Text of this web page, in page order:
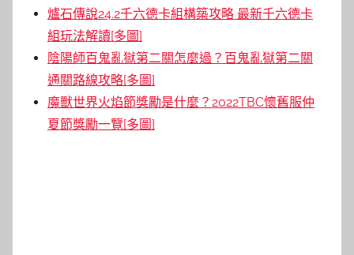
爐石傳說24.2千六德卡組構築攻略 最新千六德卡
組玩法解讀[多圖]
陰陽師百鬼亂獄第二關怎麼過？百鬼亂獄第二關
通關路線攻略[多圖]
魔獸世界火焰節獎勵是什麼？2022TBC懷舊服仲
夏節獎勵一覽[多圖]